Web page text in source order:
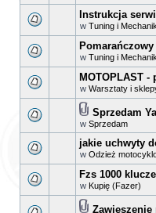
Instrukcja
w Tuning i
w Tuning i
MOTOPLAST
w Warsztaty i
Sprzedam
w Sprzedam
jakie uchwyty
w Odzież
Fzs 1000 klucze
w Kupię (Fazer)
Zawieszenie